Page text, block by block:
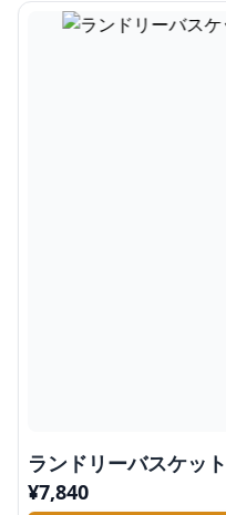
ランドリーバスケッ
¥7,840